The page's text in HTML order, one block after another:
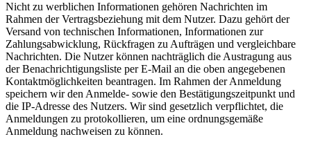
Nicht zu werblichen Informationen gehören Nachrichten im
Rahmen der Vertragsbeziehung mit dem Nutzer. Dazu gehört der
Versand von technischen Informationen, Informationen zur
Zahlungsabwicklung, Rückfragen zu Aufträgen und vergleichbare
Nachrichten. Die Nutzer können nachträglich die Austragung aus
der Benachrichtigungsliste per E-Mail an die oben angegebenen
Kontaktmöglichkeiten beantragen. Im Rahmen der Anmeldung
speichern wir den Anmelde- sowie den Bestätigungszeitpunkt und
die IP-Adresse des Nutzers. Wir sind gesetzlich verpflichtet, die
Anmeldungen zu protokollieren, um eine ordnungsgemäße
Anmeldung nachweisen zu können.